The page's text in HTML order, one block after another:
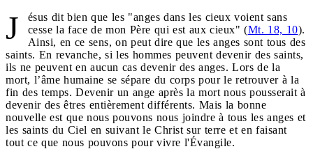
J
ésus dit bien que les "anges dans les cieux voient sans
cesse la face de mon Père qui est aux cieux" (Mt. 18, 10).
Ainsi, en ce sens, on peut dire que les anges sont tous des
saints. En revanche, si les hommes peuvent devenir des saints,
ils ne peuvent en aucun cas devenir des anges. Lors de la
mort, l’âme humaine se sépare du corps pour le retrouver à la
fin des temps. Devenir un ange après la mort nous pousserait à
devenir des êtres entièrement différents. Mais la bonne
nouvelle est que nous pouvons nous joindre à tous les anges et
les saints du Ciel en suivant le Christ sur terre et en faisant
tout ce que nous pouvons pour vivre l'Évangile.